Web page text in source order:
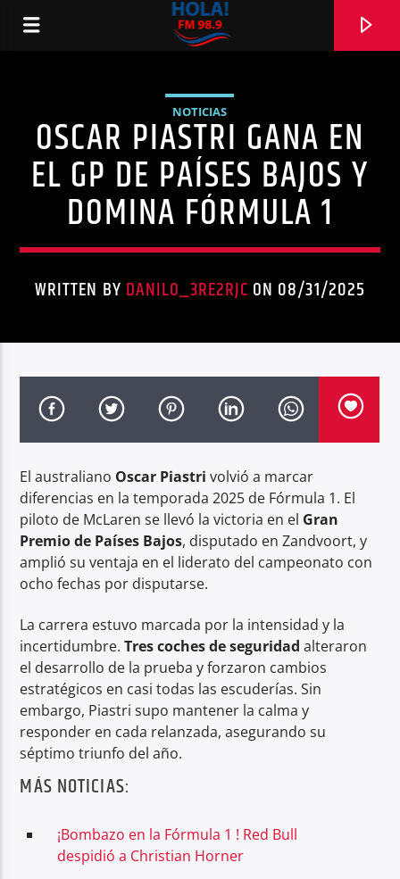
RADIO HOLA
0:00
Radio hola
NOTICIAS
OSCAR PIASTRI GANA EN
EL GP DE PAÍSES BAJOS Y
DOMINA FÓRMULA 1
WRITTEN BY DANILO_3RE2RJC ON 08/31/2025
El australiano Oscar Piastrivolvió a marcar
diferencias en la temporada 2025 de Fórmula 1. El
piloto de McLaren se llevó la victoria en el Gran
Premio de Países Bajos, disputado en Zandvoort, y
amplió su ventaja en el liderato del campeonato con
ocho fechas por disputarse.
La carrera estuvo marcada por la intensidad y la
incertidumbre.Tres coches de seguridadalteraron
el desarrollo de la prueba y forzaron cambios
estratégicos en casi todas las escuderías. Sin
embargo, Piastri supo mantener la calma y
responder en cada relanzada, asegurando su
séptimo triunfo del año.
MÁS NOTICIAS:
¡Bombazo en la Fórmula 1 ! Red Bull
despidió a Christian Horner